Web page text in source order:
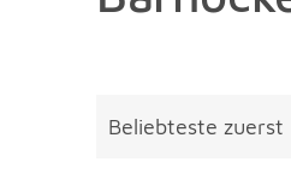
Beliebteste zuerst